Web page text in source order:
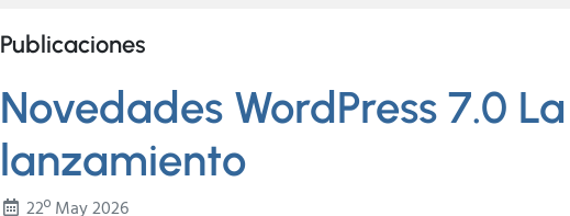
Publicaciones
Novedades WordPress 7.0
lanzamiento
22º May 2026